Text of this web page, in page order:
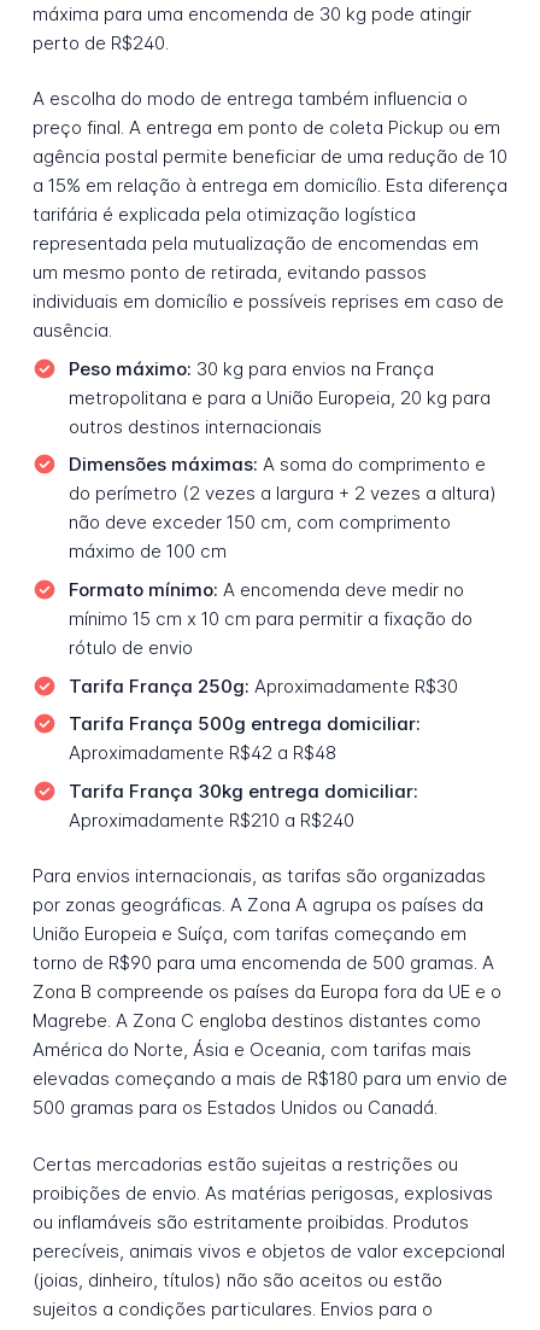
máxima para uma encomenda de 30 kg pode atingir
perto de R$240.
A escolha do modo de entrega também influencia o
preço final. A entrega em ponto de coleta Pickup ou em
agência postal permite beneficiar de uma redução de 10
a 15% em relação à entrega em domicílio. Esta diferença
tarifária é explicada pela otimização logística
representada pela mutualização de encomendas em
um mesmo ponto de retirada, evitando passos
individuais em domicílio e possíveis reprises em caso de
ausência.
Peso máximo: 30 kg para envios na França
metropolitana e para a União Europeia, 20 kg para
outros destinos internacionais
Dimensões máximas: A soma do comprimento e
do perímetro (2 vezes a largura + 2 vezes a altura)
não deve exceder 150 cm, com comprimento
máximo de 100 cm
Formato mínimo: A encomenda deve medir no
mínimo 15 cm x 10 cm para permitir a fixação do
rótulo de envio
Tarifa França 250g: Aproximadamente R$30
Tarifa França 500g entrega domiciliar:
Aproximadamente R$42 a R$48
Tarifa França 30kg entrega domiciliar:
Aproximadamente R$210 a R$240
Para envios internacionais, as tarifas são organizadas
por zonas geográficas. A Zona A agrupa os países da
União Europeia e Suíça, com tarifas começando em
torno de R$90 para uma encomenda de 500 gramas. A
Zona B compreende os países da Europa fora da UE e o
Magrebe. A Zona C engloba destinos distantes como
América do Norte, Ásia e Oceania, com tarifas mais
elevadas começando a mais de R$180 para um envio de
500 gramas para os Estados Unidos ou Canadá.
Certas mercadorias estão sujeitas a restrições ou
proibições de envio. As matérias perigosas, explosivas
ou inflamáveis são estritamente proibidas. Produtos
perecíveis, animais vivos e objetos de valor excepcional
(joias, dinheiro, títulos) não são aceitos ou estão
sujeitos a condições particulares. Envios para o